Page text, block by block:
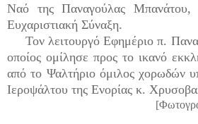
Ναό της Παναγούλας Μπανάτου,
Ευχαριστιακή Σύναξη.
Τον λειτουργό Εφημέριο π.
οποίος ομίλησε προς το ικανό
από το Ψαλτήριο όμιλος χορωδών
Ιεροψάλτου της Ενορίας κ.